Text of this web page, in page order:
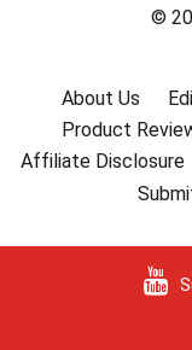
©
About Us
Product
Affiliate Disclosure